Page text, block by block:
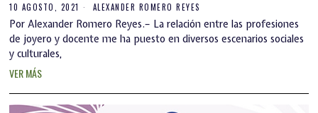
10 AGOSTO, 2021 ALEXANDER ROMERO REYES
Por Alexander Romero Reyes.– La relación entre las profesiones
de joyero y docente me ha puesto en diversos escenarios sociales
y culturales,
VER MÁS